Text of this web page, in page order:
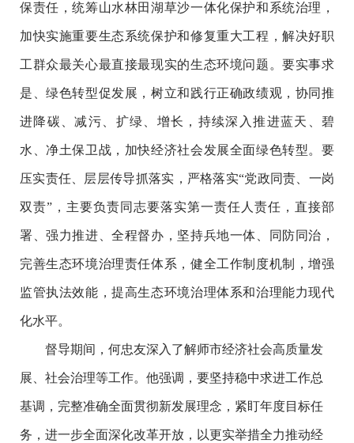
保责任，统筹山水林田湖草沙一体化保护和系统治理，
加快实施重要生态系统保护和修复重大工程，解决好职
工群众最关心最直接最现实的生态环境问题。要实事求
是、绿色转型促发展，树立和践行正确政绩观，协同推
进降碳、减污、扩绿、增长，持续深入推进蓝天、碧
水、净土保卫战，加快经济社会发展全面绿色转型。要
压实责任、层层传导抓落实，严格落实“党政同责、一岗
双责”，主要负责同志要落实第一责任人责任，直接部
署、强力推进、全程督办，坚持兵地一体、同防同治，
完善生态环境治理责任体系，健全工作制度机制，增强
监管执法效能，提高生态环境治理体系和治理能力现代
化水平。
督导期间，何忠友深入了解师市经济社会高质量发
展、社会治理等工作。他强调，要坚持稳中求进工作总
基调，完整准确全面贯彻新发展理念，紧盯年度目标任
务，进一步全面深化改革开放，以更实举措全力推动经